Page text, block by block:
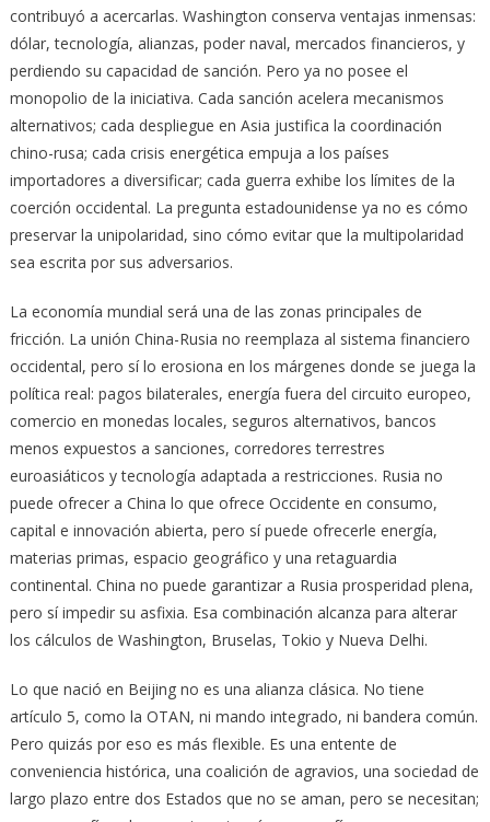
contribuyó a acercarlas. Washington conserva ventajas inmensas:
dólar, tecnología, alianzas, poder naval, mercados financieros, y
perdiendo su capacidad de sanción. Pero ya no posee el
monopolio de la iniciativa. Cada sanción acelera mecanismos
alternativos; cada despliegue en Asia justifica la coordinación
chino-rusa; cada crisis energética empuja a los países
importadores a diversificar; cada guerra exhibe los límites de la
coerción occidental. La pregunta estadounidense ya no es cómo
preservar la unipolaridad, sino cómo evitar que la multipolaridad
sea escrita por sus adversarios.
La economía mundial será una de las zonas principales de
fricción. La unión China-Rusia no reemplaza al sistema financiero
occidental, pero sí lo erosiona en los márgenes donde se juega la
política real: pagos bilaterales, energía fuera del circuito europeo,
comercio en monedas locales, seguros alternativos, bancos
menos expuestos a sanciones, corredores terrestres
euroasiáticos y tecnología adaptada a restricciones. Rusia no
puede ofrecer a China lo que ofrece Occidente en consumo,
capital e innovación abierta, pero sí puede ofrecerle energía,
materias primas, espacio geográfico y una retaguardia
continental. China no puede garantizar a Rusia prosperidad plena,
pero sí impedir su asfixia. Esa combinación alcanza para alterar
los cálculos de Washington, Bruselas, Tokio y Nueva Delhi.
Lo que nació en Beijing no es una alianza clásica. No tiene
artículo 5, como la OTAN, ni mando integrado, ni bandera común.
Pero quizás por eso es más flexible. Es una entente de
conveniencia histórica, una coalición de agravios, una sociedad de
largo plazo entre dos Estados que no se aman, pero se necesitan;